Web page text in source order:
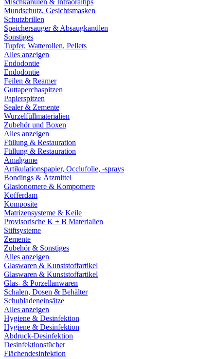
Mischkanülen & Intraoraltips
Mundschutz, Gesichtsmasken
Schutzbrillen
Speichersauger & Absaugkanülen
Sonstiges
Tupfer, Watterollen, Pellets
Alles anzeigen
Endodontie
Endodontie
Feilen & Reamer
Guttaperchaspitzen
Papierspitzen
Sealer & Zemente
Wurzelfüllmaterialien
Zubehör und Boxen
Alles anzeigen
Füllung & Restauration
Füllung & Restauration
Amalgame
Artikulationspapier, Occlufolie, -sprays
Bondings & Ätzmittel
Glasionomere & Kompomere
Kofferdam
Komposite
Matrizensysteme & Keile
Provisorische K + B Materialien
Stiftsysteme
Zemente
Zubehör & Sonstiges
Alles anzeigen
Glaswaren & Kunststoffartikel
Glaswaren & Kunststoffartikel
Glas- & Porzellanwaren
Schalen, Dosen & Behälter
Schubladeneinsätze
Alles anzeigen
Hygiene & Desinfektion
Hygiene & Desinfektion
Abdruck-Desinfektion
Desinfektionstücher
Flächendesinfektion